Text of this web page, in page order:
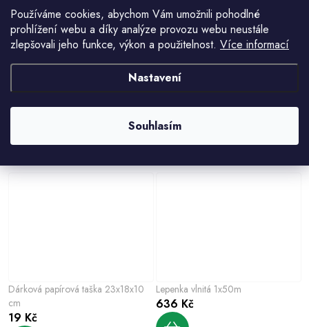
Používáme cookies, abychom Vám umožnili pohodlné
prohlížení webu a díky analýze provozu webu neustále
zlepšovali jeho funkce, výkon a použitelnost. Více informací
Nastavení
Souhlasím
Dárková papírová taška 23x18x10
29 Kč
Dárková papírová taška 23x18x10
cm
19 Kč
Lepenka vlnitá 1x50m
636 Kč